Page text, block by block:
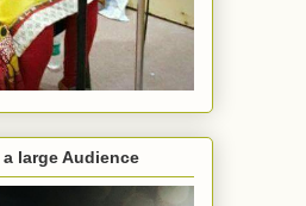
large Audience